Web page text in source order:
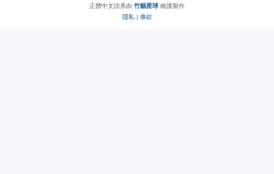
正體中文語系由 竹貓星球 維護製作
隱私 | 條款